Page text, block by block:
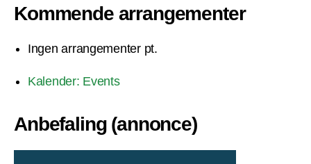
Kommende arrangementer
Ingen arrangementer pt.
Kalender: Events
Anbefaling (annonce)